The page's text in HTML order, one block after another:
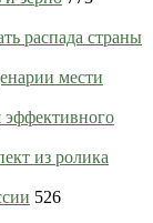
распада страны
мести
из ролика
526